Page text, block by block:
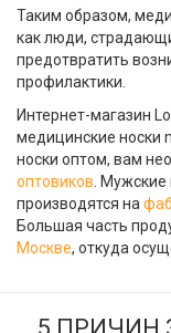
Таким образом,
как люди,
предотвратить
профилактики.
Интернет-магазин
медицинские носки
носки оптом, вам
оптовиков. Мужские
производятся на
Большая часть
Москве, откуда